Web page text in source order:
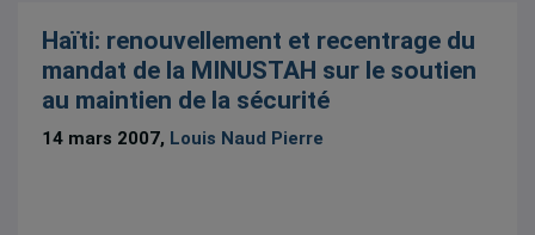
Haïti: renouvellement et recentrage du
mandat de la MINUSTAH sur le soutien
au maintien de la sécurité
14 mars 2007, Louis Naud Pierre